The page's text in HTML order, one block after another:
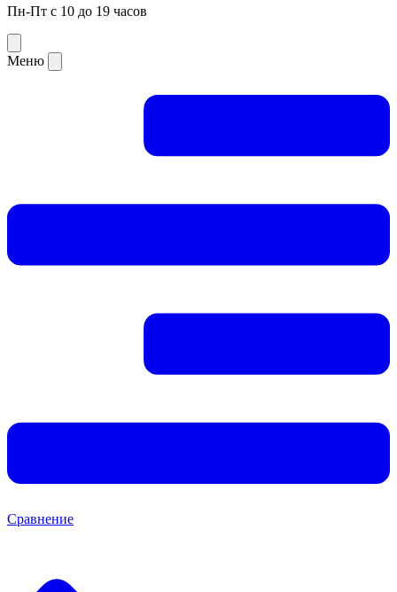
Пн-Пт с 10 до 19 часов
Меню
Сравнение